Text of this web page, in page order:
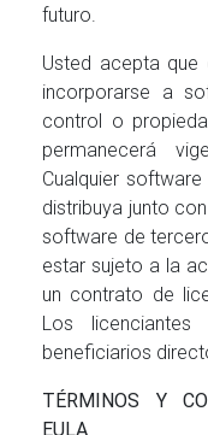
futuro.
Usted acepta
incorporarse a
control o
permanecerá
Cualquier
distribuya junto
software de
estar sujeto a la
un contrato de
Los
beneficiarios
TÉRMINOS Y
EULA